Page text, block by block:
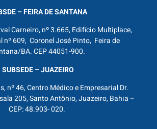
– FEIRA DE SANTANA
Carneiro, nº 3.665, Edifício Multiplace,
nº 609, Coronel José Pinto, Feira de
BA. CEP 44051-900.
SUBSEDE – JUAZEIRO
nº 46, Centro Médico e Empresarial Dr.
205, Santo Antônio, Juazeiro, Bahia –
CEP: 48.903- 020.